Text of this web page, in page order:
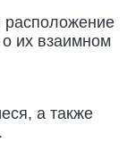
расположение
их взаимном
а также